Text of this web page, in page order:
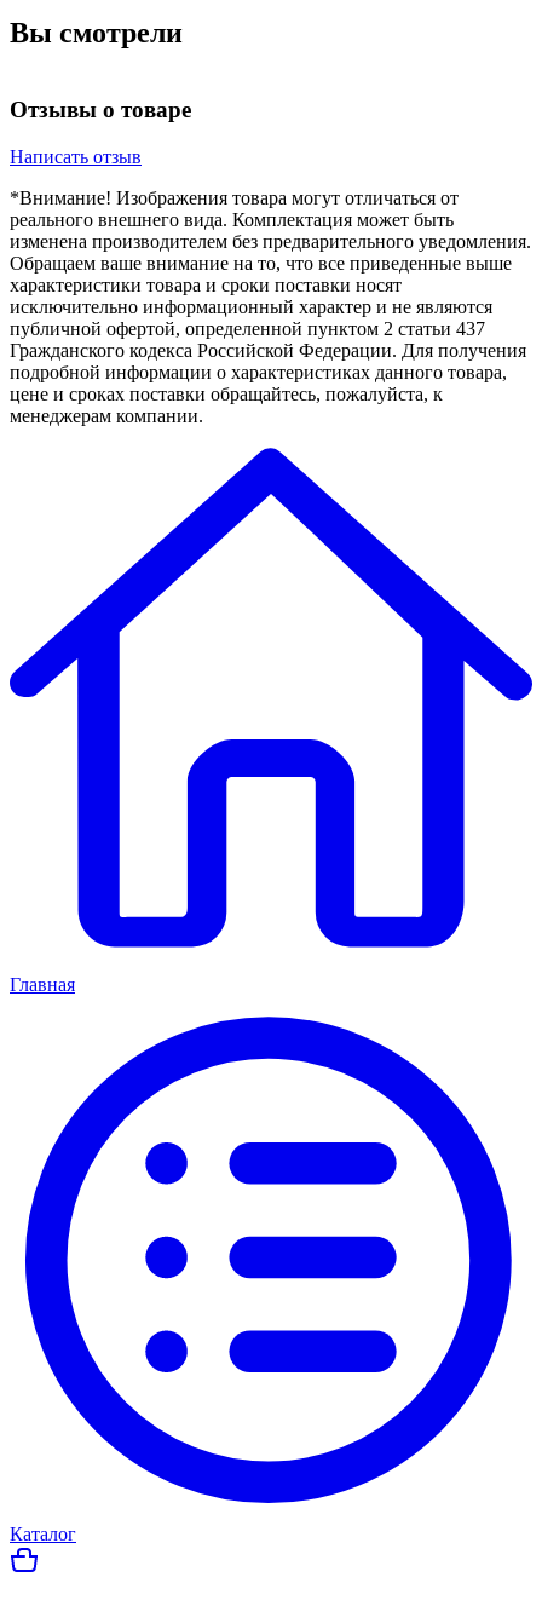
Вы смотрели
Отзывы о товаре
Написать отзыв
*Внимание! Изображения товара могут отличаться от
реального внешнего вида. Комплектация может быть
изменена производителем без предварительного уведомления.
Обращаем ваше внимание на то, что все приведенные выше
характеристики товара и сроки поставки носят
исключительно информационный характер и не являются
публичной офертой, определенной пунктом 2 статьи 437
Гражданского кодекса Российской Федерации. Для получения
подробной информации о характеристиках данного товара,
цене и сроках поставки обращайтесь, пожалуйста, к
менеджерам компании.
Главная
Каталог